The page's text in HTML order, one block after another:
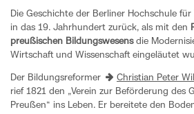
Die Geschichte der Berliner Hochschule
in das 19. Jahrhundert zurück, als mit den
preußischen Bildungswesensdie
Wirtschaft und Wissenschaft eingeläutet
Der Bildungsreformer Christian Peter
rief 1821 den „Verein zur Beförderung des
Preußen“ ins Leben. Er bereitete den